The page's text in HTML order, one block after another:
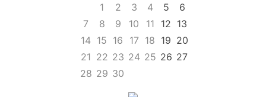
1 2 3 4 5
6
7
8 9 10 11 12 13
14 15 16 17 18 19 20
21 22 23 24 25 26 27
28 29 30